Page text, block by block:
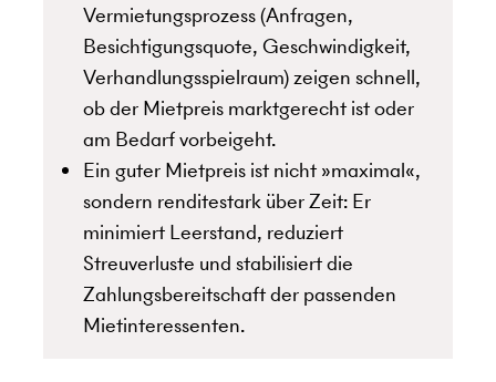
Vermietungsprozess (Anfragen,
Besichtigungsquote, Geschwindigkeit,
Verhandlungsspielraum) zeigen schnell,
ob der Mietpreis marktgerecht ist oder
am Bedarf vorbeigeht.
Ein guter Mietpreis ist nicht »maximal«,
sondern renditestark über Zeit: Er
minimiert Leerstand, reduziert
Streuverluste und stabilisiert die
Zahlungsbereitschaft der passenden
Mietinteressenten.